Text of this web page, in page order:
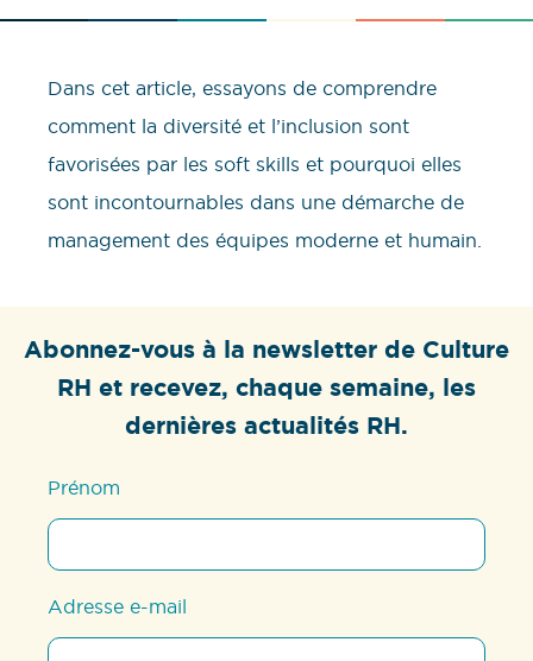
Dans cet article, essayons de comprendre
comment la diversité et l’inclusion sont
favorisées par les soft skills et pourquoi elles
sont incontournables dans une démarche de
management des équipes moderne et humain.
Abonnez-vous à la newsletter de Culture
RH et recevez, chaque semaine, les
dernières actualités RH.
Prénom
Adresse e-mail